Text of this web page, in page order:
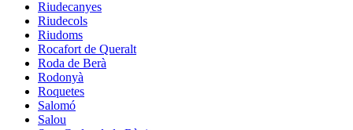
Riudecanyes
Riudecols
Riudoms
Rocafort de Queralt
Roda de Berà
Rodonyà
Roquetes
Salomó
Salou